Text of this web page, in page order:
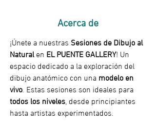
Acerca de
¡Únete a nuestras Sesiones de Dibujo al
Natural en EL PUENTE GALLERY! Un
espacio dedicado a la exploración del
dibujo anatómico con una modelo en
vivo. Estas sesiones son ideales para
todos los niveles, desde principiantes
hasta artistas experimentados.